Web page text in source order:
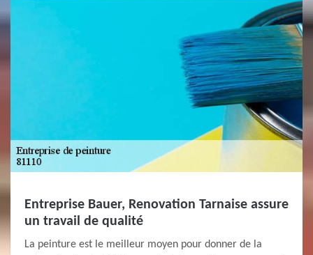
Entreprise Bauer, Renovation Tarnaise assure
un travail de qualité
La peinture est le meilleur moyen pour donner de la